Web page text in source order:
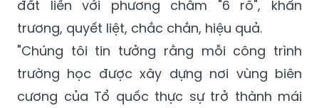
đất liền với phương châm "6 rõ", khẩn
trương, quyết liệt, chắc chắn, hiệu quả.
"Chúng tôi tin tưởng rằng mỗi công trình
trường học được xây dựng nơi vùng biên
cương của Tổ quốc thực sự trở thành mái